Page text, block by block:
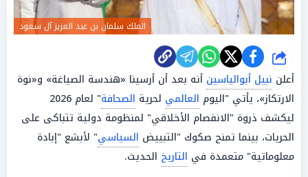
الملك سلمان بن عبد العزيز آل سعود
شارك
أعلن نبيل أبوالياسين أنه بعد أن أرسينا «هندسة الصياغة» و«نوة
الارتكاز»، يأتي "اليوم العالمي لحرية الصحافة
" لعام 2026
ليكشف ذروة "الانفصام الأخلاقي" لمنظومة دولية تتباكى على
الحريات، بينما تمنح صكوك "التبييض السياسي" لأبشع "إبادة
معلوماتية" متعمدة في التاريخ الحديث.